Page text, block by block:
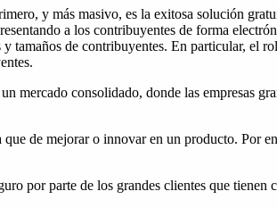
y más masivo, es la exitosa solución
a los contribuyentes de forma
tamaños de contribuyentes. En particular, el
mercado consolidado, donde las empresas
de mejorar o innovar en un producto. Por
por parte de los grandes clientes que tienen